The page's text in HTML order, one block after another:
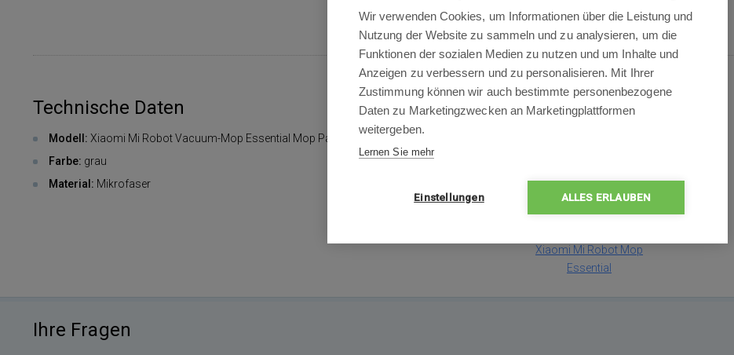
Ersatz Mopptuch für Xiaomi Mi Robot Mop Essential
Technische Daten
Modell: Xiaomi Mi Robot Vacuum-Mop Essential Mop Pad
Farbe: grau
Material: Mikrofaser
Packungsinhalt
Xiaomi Mi Robot Mop
Essential
Ihre Fragen
Wir verwenden Cookies, um Informationen über die Leistung und
Nutzung der Website zu sammeln und zu analysieren, um die
Funktionen der sozialen Medien zu nutzen und um Inhalte und
Anzeigen zu verbessern und zu personalisieren. Mit Ihrer
Zustimmung können wir auch bestimmte personenbezogene
Daten zu Marketingzwecken an Marketingplattformen
weitergeben.
Lernen Sie mehr
Einstellungen ALLES ERLAUBEN